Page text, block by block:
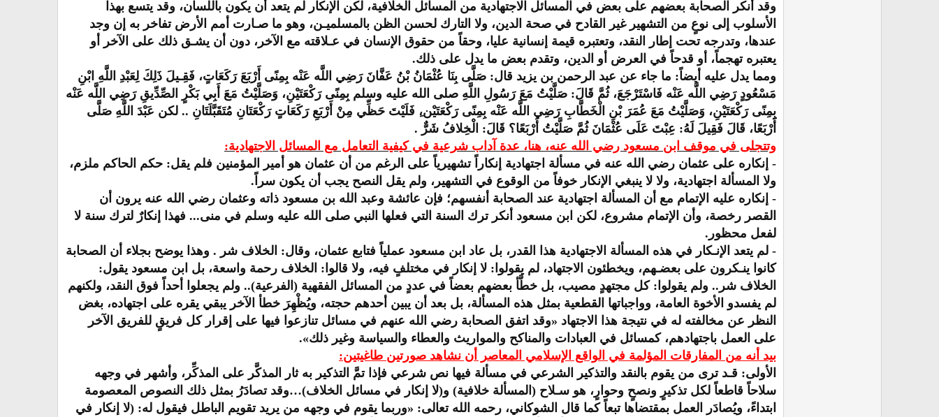
وقد أنكر الصحابة بعضهم على بعض في المسائل الاجتهادية من المسائل الخلافية، لكن الإنكار لم يتعد أن يكون باللسان، وقد يتسع بهذا
الأسلوب إلى نوعٍ من التشهير غير القادح في صحة الدين، ولا التارك لحسن الظن بالمسلميـن، وهو ما صـارت أمم الأرض تفاخر به إن وجد
عندها، وتدرجه تحت إطار النقد، وتعتبره قيمة إنسانية عليا، وحقاً من حقوق الإنسان في عـلاقته مع الآخر، دون أن يشـق ذلك على الآخر أو
يعتبره تهجماً، أو قدحاً في العرض أو الدين، وتقدم بعض ما يدل على ذلك.
ومما يدل عليه أيضاً: ما جاء عن عبد الرحمن بن يزيد قال: صَلَّى بِنَا عُثْمَانُ بْنُ عَفَّانَ رَضِي اللَّه عَنْه بِمِنًى أَرْبَعَ رَكَعَاتٍ، فَقِـيلَ ذَلِكَ لِعَبْدِ اللَّهِ ابْنِ
مَسْعُودٍ رَضِي اللَّه عَنْه فَاسْتَرْجَعَ، ثُمَّ قَالَ: صَلَّيْتُ مَعَ رَسُولِ اللَّهِ صلى الله عليه وسلم بِمِنًى رَكْعَتَيْنِ، وَصَلَّيْتُ مَعَ أَبِي بَكْرٍ الصِّدِّيقِ رَضِي اللَّه عَنْه
بِمِنًى رَكْعَتَيْنِ، وَصَلَّيْتُ مَعَ عُمَرَ بْنِ الْخَطَّابِ رَضِي اللَّه عَنْه بِمِنًى رَكْعَتَيْن،ِ فَلَيْتَ حَظِّي مِنْ أَرْبَعِ رَكَعَاتٍ رَكْعَتَانِ مُتَقَبَّلَتَانِ .. لكن عَبْدَ اللَّهِ صَلَّى
أَرْبَعًا، قَالَ فَقِيلَ لَهُ: عِبْتَ عَلَى عُثْمَانَ ثُمَّ صَلَّيْتُ أَرْبَعًا؟ قَالَ: الْخِلافُ شَرٌّ .
وتتجلى في موقف ابن مسعود رضي الله عنه، هنا، عدة آداب شرعية في كيفية التعامل مع المسائل الاجتهادية:
- إنكاره على عثمان رضي الله عنه في مسألة اجتهادية إنكاراً تشهيرياً على الرغم من أن عثمان هو أمير المؤمنين فلم يقل: حكم الحاكم ملزم،
ولا المسألة اجتهادية، ولا لا ينبغي الإنكار خوفاً من الوقوع في التشهير، ولم يقل النصح يجب أن يكون سراً.
- إنكاره عليه الإتمام مع أن المسألة اجتهادية عند الصحابة أنفسهم؛ فإن عائشة وعبد الله بن مسعود ذاته وعثمان رضي الله عنه يرون أن
القصر رخصة، وأن الإتمام مشروع، لكن ابن مسعود أنكر ترك السنة التي فعلها النبي صلى الله عليه وسلم في منى... فهذا إنكارٌ لترك سنة لا
لفعل محظور.
- لم يتعد الإنـكار في هذه المسألة الاجتهادية هذا القدر، بل عاد ابن مسعود عملياً فتابع عثمان، وقال: الخلاف شر . وهذا يوضح بجلاء أن الصحابة
كانوا ينـكرون على بعضـهم، ويخطئون الاجتهاد، لم يقولوا: لا إنكار في مختلفٍ فيه، ولا قالوا: الخلاف رحمة واسعة، بل ابن مسعود يقول:
الخلاف شر.. ولم يقولوا: كل مجتهدٍ مصيب، بل خطَّأ بعضهم بعضاً في عددٍ من المسائل الفقهية (الفرعية).. ولم يجعلوا أحداً فوق النقد، ولكنهم
لم يفسدو الأخوة العامة، وواجباتها القطعية بمثل هذه المسألة، بل بعد أن يبين أحدهم حجته، ويُظْهِرَ خطأ الآخر يبقي يقره على اجتهاده، بغض
النظر عن مخالفته له في نتيجة هذا الاجتهاد «وقد اتفق الصحابة رضي الله عنهم في مسائل تنازعوا فيها على إقرار كل فريقٍ للفريق الآخر
على العمل باجتهادهم، كمسائل في العبادات والمناكح والمواريث والعطاء والسياسة وغير ذلك».
بيد أنه من المفارقات المؤلمة في الواقع الإسلامي المعاصر أن نشاهد صورتين طاغيتين:
الأولى: قـد ترى من يقوم بالنقد والتذكير الشرعي في مسألة فيها نص شرعي فإذا تمَّ التذكير به ثار المذكَّر على المذكِّر، وأشهر في وجهه
سلاحاً قاطعاً لكل تذكيرٍ ونصحٍ وحوارٍ، هو سـلاح (المسألة خلافية) و(لا إنكار في مسائل الخلاف)…وقد تصادَرُ بمثل ذلك النصوص المعصومة
ابتداءً، ويُصادَر العمل بمقتضاها تبعاً كما قال الشوكاني، رحمه الله تعالى: «وربما يقوم في وجهه من يريد تقويم الباطل فيقول له: (لا إنكار في